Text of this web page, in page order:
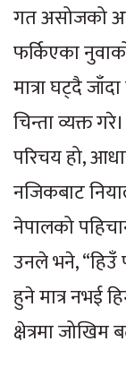
गत असोजको
फर्किएका
मात्रा घट्दै
चिन्ता व्यक्त
परिचय हो,
नजिकबाट
नेपालको
उनले भने, “हिउँ
हुने मात्र नभई
क्षेत्रमा